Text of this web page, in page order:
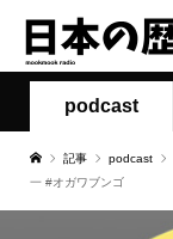
podcast
記事 podcast
一 #オガワブンゴ